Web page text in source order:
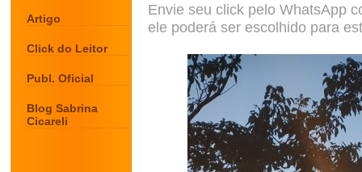
Artigo
Click do Leitor
Publ. Oficial
Blog Sabrina
Cicareli
Envie seu click pelo WhatsApp
ele poderá ser escolhido para